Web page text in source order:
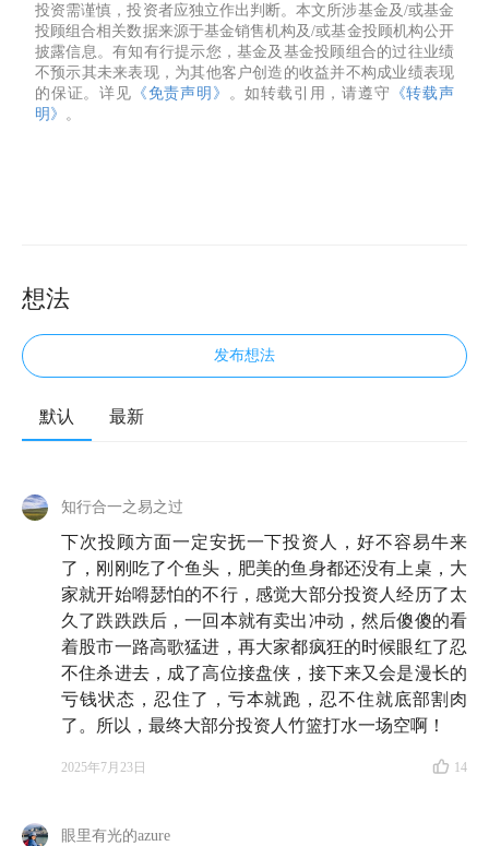
投资需谨慎，投资者应独立作出判断。本文所涉基金及/或基金
投顾组合相关数据来源于基金销售机构及/或基金投顾机构公开
披露信息。有知有行提示您，基金及基金投顾组合的过往业绩
不预示其未来表现，为其他客户创造的收益并不构成业绩表现
的保证。详见 《免责声明》 。如转载引用，请遵守
《转载声
明》
。
想法
发布想法
默认 最新
知行合一之易之过
下次投顾方面一定安抚一下投资人，好不容易牛来
了，刚刚吃了个鱼头，肥美的鱼身都还没有上桌，大
家就开始嘚瑟怕的不行，感觉大部分投资人经历了太
久了跌跌跌后，一回本就有卖出冲动，然后傻傻的看
着股市一路高歌猛进，再大家都疯狂的时候眼红了忍
不住杀进去，成了高位接盘侠，接下来又会是漫长的
亏钱状态，忍住了，亏本就跑，忍不住就底部割肉
了。所以，最终大部分投资人竹篮打水一场空啊！
2025年7月23日 14
眼里有光的azure